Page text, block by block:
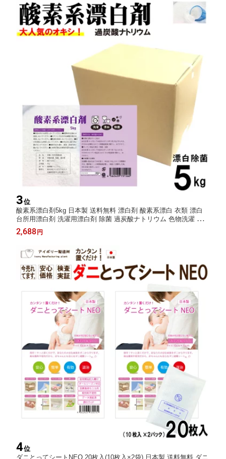
3位
酸素系漂白剤5kg 日本製 送料無料 漂白剤 酸素系漂白 衣類 漂白
台所用漂白剤 洗濯用漂白剤 除菌 過炭酸ナトリウム 色物洗濯 染み
抜き 子供 対応 漂白剤 洗剤
2,688 円
4位
ダニとってシートNEO 20枚入(10枚入×2袋) 日本製 送料無料 ダニ